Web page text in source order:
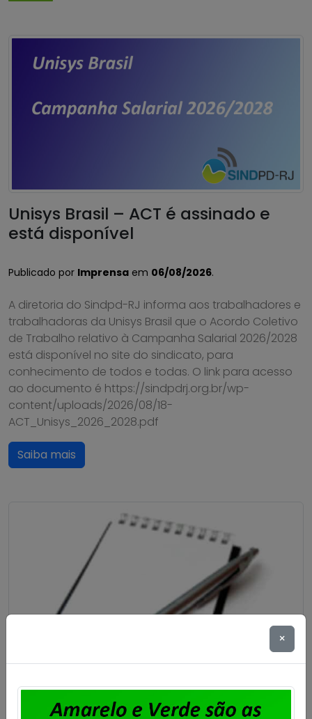
Unisys Brasil – ACT é assinado e
está disponível
Publicado por Imprensa em 06/08/2026.
A diretoria do Sindpd-RJ informa aos trabalhadores e
trabalhadoras da Unisys Brasil que o Acordo Coletivo
de Trabalho relativo à Campanha Salarial 2026/2028
está disponível no site do sindicato, para
conhecimento de todos e todas. O link para acesso
ao documento é https://sindpdrj.org.br/wp-
content/uploads/2026/08/18-
ACT_Unisys_2026_2028.pdf
Saiba mais
×